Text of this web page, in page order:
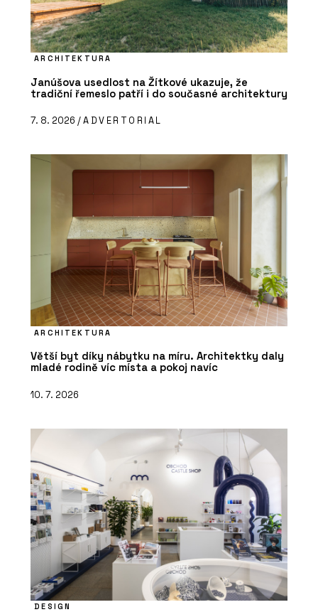
představila novou kolekci Fashion line
ARCHITEKTURA
Janúšova usedlost na Žítkové ukazuje, že
tradiční řemeslo patří i do současné architektury
7. 8. 2026 /ADVERTORIAL
ARCHITEKTURA
Větší byt díky nábytku na míru. Architektky daly
mladé rodině víc místa a pokoj navíc
10. 7. 2026
DESIGN